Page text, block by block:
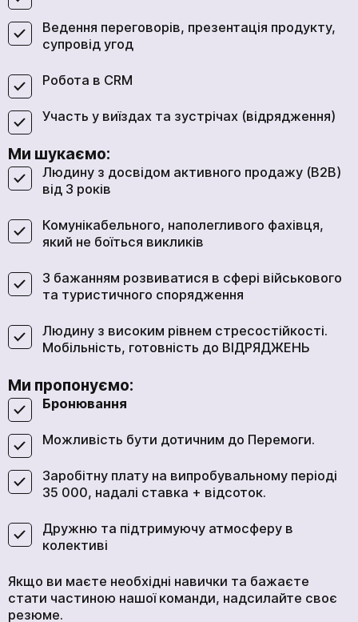
Ведення переговорів, презентація продукту,
супровід угод
Робота в CRM
Участь у виїздах та зустрічах (відрядження)
Ми шукаємо:
Людину з досвідом активного продажу (B2B)
від 3 років
Комунікабельного, наполегливого фахівця,
який не боїться викликів
З бажанням розвиватися в сфері військового
та туристичного спорядження
Людину з високим рівнем стресостійкості.
Мобільність, готовність до ВІДРЯДЖЕНЬ
Ми пропонуємо:
Бронювання
Можливість бути дотичним до Перемоги.
Заробітну плату на випробувальному періоді
35 000, надалі ставка + відсоток.
Дружню та підтримуючу атмосферу в
колективі
Якщо ви маєте необхідні навички та бажаєте
стати частиною нашої команди, надсилайте своє
резюме.